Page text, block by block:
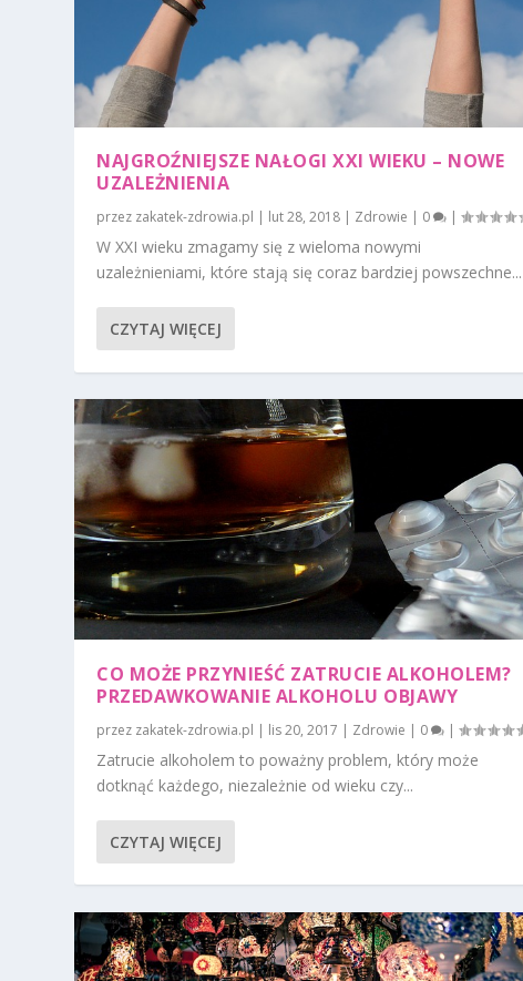
NAJGROŹNIEJSZE NAŁOGI XXI WIEKU – NOWE
UZALEŻNIENIA
przez zakatek-zdrowia.pl | lut 28, 2018 | Zdrowie | 0 |
W XXI wieku zmagamy się z wieloma nowymi
uzależnieniami, które stają się coraz bardziej powszechne...
CZYTAJ WIĘCEJ
CO MOŻE PRZYNIEŚĆ ZATRUCIE ALKOHOLEM?
PRZEDAWKOWANIE ALKOHOLU OBJAWY
przez zakatek-zdrowia.pl | lis 20, 2017 | Zdrowie | 0 |
Zatrucie alkoholem to poważny problem, który może
dotknąć każdego, niezależnie od wieku czy...
CZYTAJ WIĘCEJ